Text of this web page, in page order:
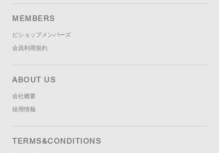
MEMBERS
ビショップメンバーズ
会員利用規約
ABOUT US
会社概要
採用情報
TERMS&CONDITIONS